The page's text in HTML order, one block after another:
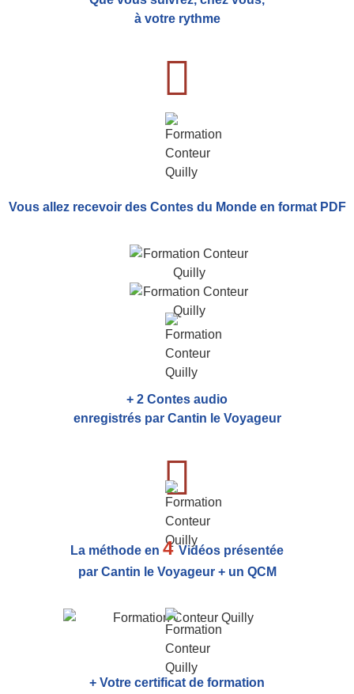
à votre rythme
Vous allez recevoir des Contes du Monde en format PDF
+ 2 Contes audio
enregistrés par Cantin le Voyageur
La méthode en 4Vidéos présentée
par Cantin le Voyageur + un QCM
+ Votre certificat de formation